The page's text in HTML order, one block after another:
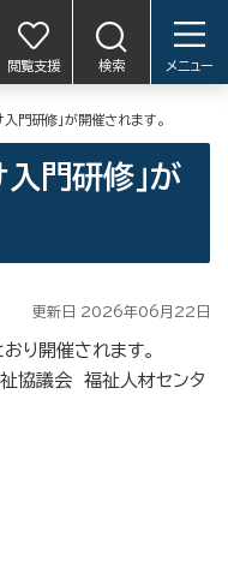
閲覧支援 検索 メニュー
門研修」が開催されます。
入門研修」が
更新日 2026年06月22日
り開催されます。
協議会 福祉人材センタ